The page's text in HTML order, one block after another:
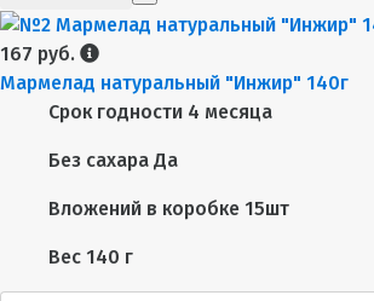
167 руб.
Мармелад натуральный "Инжир" 140г
Срок годности 4 месяца
Без сахара Да
Вложений в коробке 15шт
Вес 140 г